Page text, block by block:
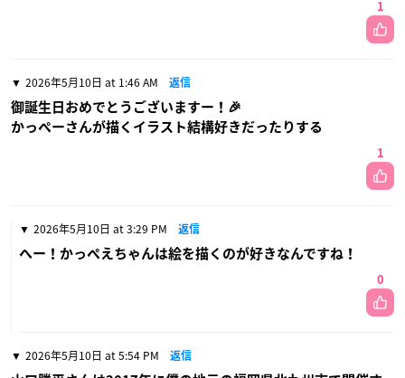
1
2026年5月10日 at 1:46 AM 返信
御誕生日おめでとうございますー！🎉
かっぺーさんが描くイラスト結構好きだったりする
1
2026年5月10日 at 3:29 PM 返信
へー！かっぺえちゃんは絵を描くのが好きなんですね！
0
2026年5月10日 at 5:54 PM 返信